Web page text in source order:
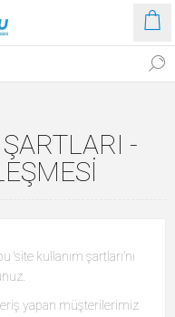
-
kullanım şartları’nı
yapan müşterilerimiz